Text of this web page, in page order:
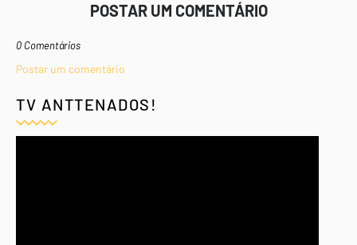
POSTAR UM COMENTÁRIO
0 Comentários
Postar um comentário
TV ANTTENADOS!